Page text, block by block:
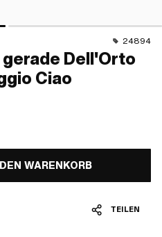
24894
Dell'Orto
Ciao
WARENKORB
TEILEN